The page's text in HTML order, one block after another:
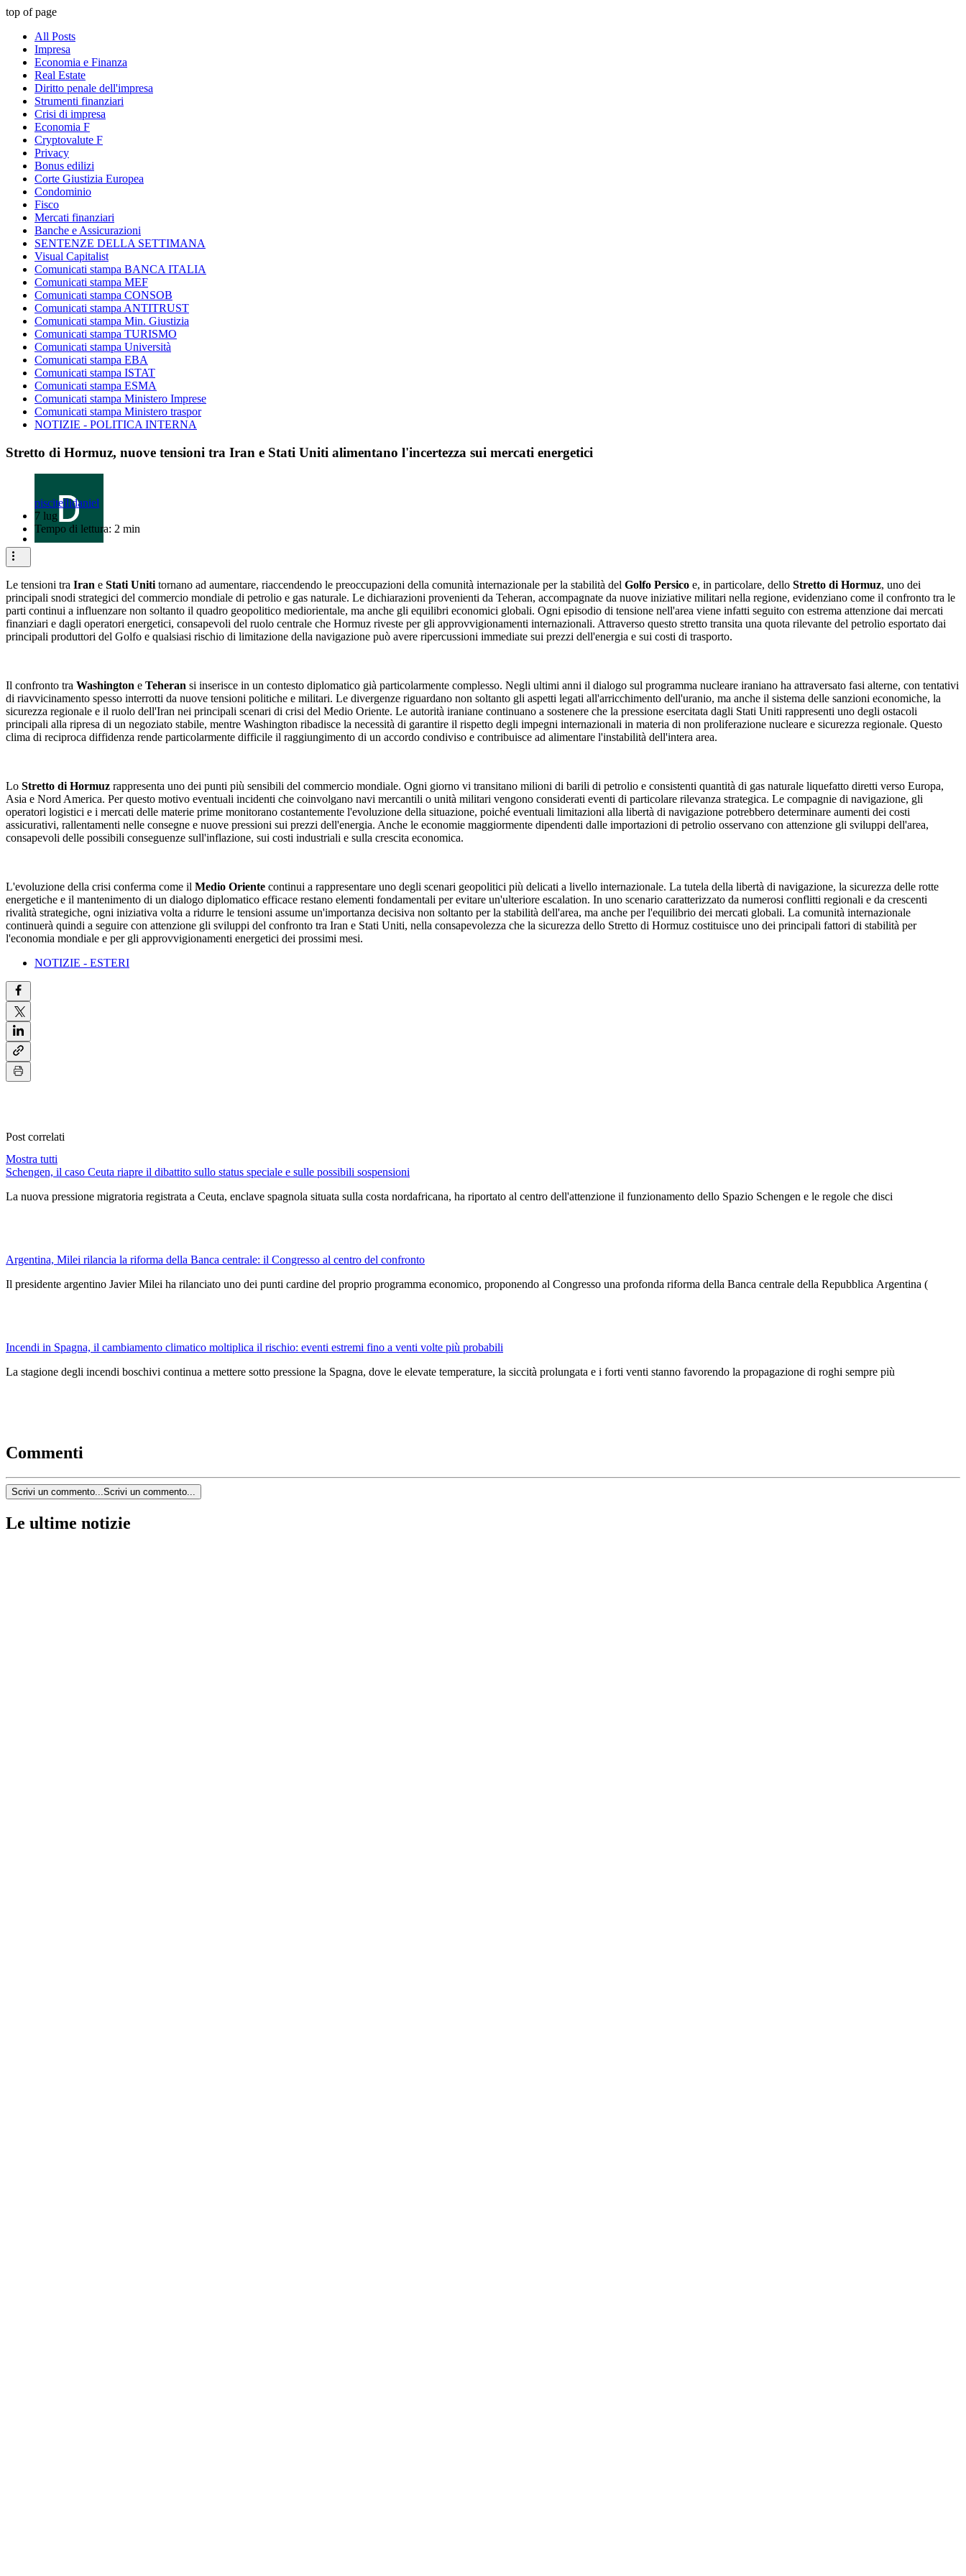
top of page
All Posts
Impresa
Economia e Finanza
Real Estate
Diritto penale dell'impresa
Strumenti finanziari
Crisi di impresa
Economia F
Cryptovalute F
Privacy
Bonus edilizi
Corte Giustizia Europea
Condominio
Fisco
Mercati finanziari
Banche e Assicurazioni
SENTENZE DELLA SETTIMANA
Visual Capitalist
Comunicati stampa BANCA ITALIA
Comunicati stampa MEF
Comunicati stampa CONSOB
Comunicati stampa ANTITRUST
Comunicati stampa Min. Giustizia
Comunicati stampa TURISMO
Comunicati stampa Università
Comunicati stampa EBA
Comunicati stampa ISTAT
Comunicati stampa ESMA
Comunicati stampa Ministero Imprese
Comunicati stampa Ministero traspor
NOTIZIE - POLITICA INTERNA
Stretto di Hormuz, nuove tensioni tra Iran e Stati Uniti alimentano l'incertezza sui mercati energetici
piscitellidaniel
7 lug
Tempo di lettura: 2 min
Le tensioni tra Iran e Stati Unititornano ad aumentare, riaccendendo le preoccupazioni della comunità internazionale per la stabilità del Golfo Persico e, in particolare, dello Stretto di Hormuz, uno dei
principali snodi strategici del commercio mondiale di petrolio e gas naturale. Le dichiarazioni provenienti da Teheran, accompagnate da nuove iniziative militari nella regione, evidenziano come il confronto tra le
parti continui a influenzare non soltanto il quadro geopolitico mediorientale, ma anche gli equilibri economici globali. Ogni episodio di tensione nell'area viene infatti seguito con estrema attenzione dai mercati
finanziari e dagli operatori energetici, consapevoli del ruolo centrale che Hormuz riveste per gli approvvigionamenti internazionali. Attraverso questo stretto transita una quota rilevante del petrolio esportato dai
principali produttori del Golfo e qualsiasi rischio di limitazione della navigazione può avere ripercussioni immediate sui prezzi dell'energia e sui costi di trasporto.
Il confronto tra Washington e Teheran si inserisce in un contesto diplomatico già particolarmente complesso. Negli ultimi anni il dialogo sul programma nucleare iraniano ha attraversato fasi alterne, con tentativi
di riavvicinamento spesso interrotti da nuove tensioni politiche e militari. Le divergenze riguardano non soltanto gli aspetti legati all'arricchimento dell'uranio, ma anche il sistema delle sanzioni economiche, la
sicurezza regionale e il ruolo dell'Iran nei principali scenari di crisi del Medio Oriente. Le autorità iraniane continuano a sostenere che la pressione esercitata dagli Stati Uniti rappresenti uno degli ostacoli
principali alla ripresa di un negoziato stabile, mentre Washington ribadisce la necessità di garantire il rispetto degli impegni internazionali in materia di non proliferazione nucleare e sicurezza regionale. Questo
clima di reciproca diffidenza rende particolarmente difficile il raggiungimento di un accordo condiviso e contribuisce ad alimentare l'instabilità dell'intera area.
Lo Stretto di Hormuz rappresenta uno dei punti più sensibili del commercio mondiale. Ogni giorno vi transitano milioni di barili di petrolio e consistenti quantità di gas naturale liquefatto diretti verso Europa,
Asia e Nord America. Per questo motivo eventuali incidenti che coinvolgano navi mercantili o unità militari vengono considerati eventi di particolare rilevanza strategica. Le compagnie di navigazione, gli
operatori logistici e i mercati delle materie prime monitorano costantemente l'evoluzione della situazione, poiché eventuali limitazioni alla libertà di navigazione potrebbero determinare aumenti dei costi
assicurativi, rallentamenti nelle consegne e nuove pressioni sui prezzi dell'energia. Anche le economie maggiormente dipendenti dalle importazioni di petrolio osservano con attenzione gli sviluppi dell'area,
consapevoli delle possibili conseguenze sull'inflazione, sui costi industriali e sulla crescita economica.
L'evoluzione della crisi conferma come il Medio Oriente continui a rappresentare uno degli scenari geopolitici più delicati a livello internazionale. La tutela della libertà di navigazione, la sicurezza delle rotte
energetiche e il mantenimento di un dialogo diplomatico efficace restano elementi fondamentali per evitare un'ulteriore escalation. In uno scenario caratterizzato da numerosi conflitti regionali e da crescenti
rivalità strategiche, ogni iniziativa volta a ridurre le tensioni assume un'importanza decisiva non soltanto per la stabilità dell'area, ma anche per l'equilibrio dei mercati globali. La comunità internazionale
continuerà quindi a seguire con attenzione gli sviluppi del confronto tra Iran e Stati Uniti, nella consapevolezza che la sicurezza dello Stretto di Hormuz costituisce uno dei principali fattori di stabilità per
l'economia mondiale e per gli approvvigionamenti energetici dei prossimi mesi.
NOTIZIE - ESTERI
Post correlati
Mostra tutti
Schengen, il caso Ceuta riapre il dibattito sullo status speciale e sulle possibili sospensioni
La nuova pressione migratoria registrata a Ceuta, enclave spagnola situata sulla costa nordafricana, ha riportato al centro dell'attenzione il funzionamento dello Spazio Schengen e le regole che disci
Argentina, Milei rilancia la riforma della Banca centrale: il Congresso al centro del confronto
Il presidente argentino Javier Milei ha rilanciato uno dei punti cardine del proprio programma economico, proponendo al Congresso una profonda riforma della Banca centrale della Repubblica Argentina (
Incendi in Spagna, il cambiamento climatico moltiplica il rischio: eventi estremi fino a venti volte più probabili
La stagione degli incendi boschivi continua a mettere sotto pressione la Spagna, dove le elevate temperature, la siccità prolungata e i forti venti stanno favorendo la propagazione di roghi sempre più
Commenti
Scrivi un commento... Scrivi un commento...
Le ultime notizie